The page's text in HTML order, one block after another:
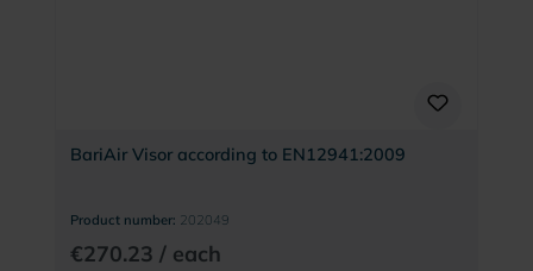
BariAir Visor according to EN12941:2009
Product number: 202049
€270.23 / each